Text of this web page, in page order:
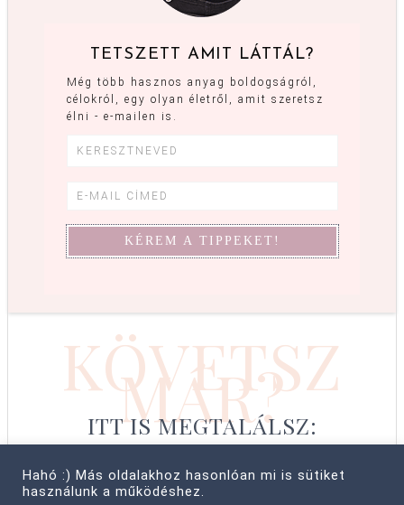
TETSZETT AMIT LÁTTÁL?
Még több hasznos anyag boldogságról,
célokról, egy olyan életről, amit szeretsz
élni - e-mailen is.
KÖVETSZ
MÁR?
ITT IS MEGTALÁLSZ:
Hahó :) Más oldalakhoz hasonlóan mi is sütiket
használunk a működéshez.